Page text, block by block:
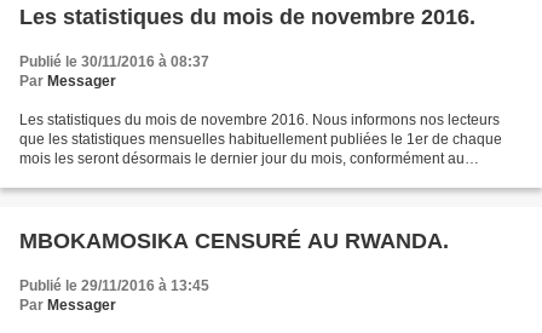
Les statistiques du mois de novembre 2016.
Publié le 30/11/2016 à 08:37
Par Messager
Les statistiques du mois de novembre 2016. Nous informons nos lecteurs
que les statistiques mensuelles habituellement publiées le 1er de chaque
mois les seront désormais le dernier jour du mois, conformément au
MBOKAMOSIKA CENSURÉ AU RWANDA.
Publié le 29/11/2016 à 13:45
Par Messager